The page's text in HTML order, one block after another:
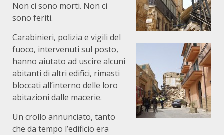
Non ci sono morti. Non ci
sono feriti.
Carabinieri, polizia e vigili del
fuoco, intervenuti sul posto,
hanno aiutato ad uscire alcuni
abitanti di altri edifici, rimasti
bloccati all’interno delle loro
abitazioni dalle macerie.
Un crollo annunciato, tanto
che da tempo l’edificio era